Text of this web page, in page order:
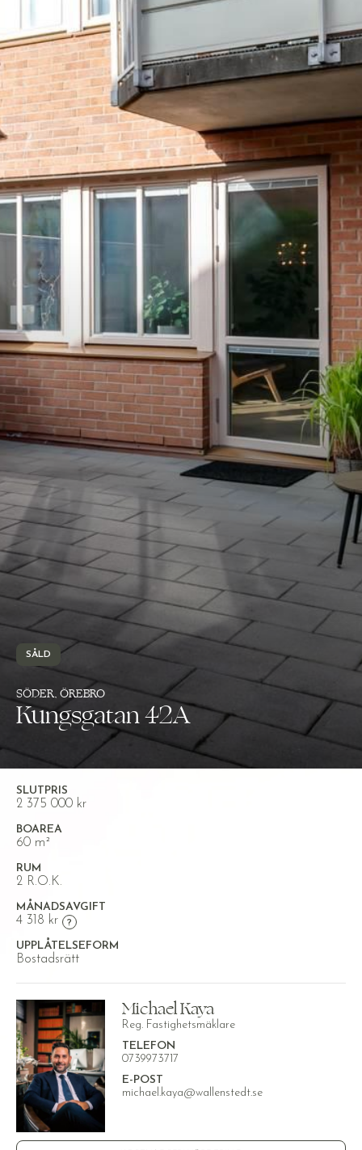
SÅLD
SÖDER, ÖREBRO
Kungsgatan 42A
SLUTPRIS
2 375 000 kr
BOAREA
60 m²
RUM
2 R.O.K.
MÅNADSAVGIFT
4 318 kr
UPPLÅTELSEFORM
Bostadsrätt
Michael Kaya
Reg. Fastighetsmäklare
TELEFON
0739973717
E-POST
michael.kaya@wallenstedt.se